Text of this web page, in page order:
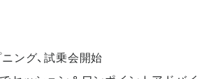
ング、試乗会開始